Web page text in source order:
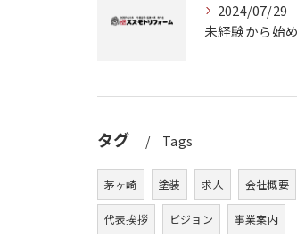
2024/07/29
タグ Tags
茅ヶ崎 塗装 求人 会社概要
代表挨拶 ビジョン 事業案内